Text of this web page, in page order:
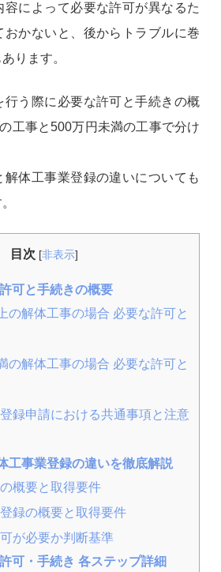
によって必要な許可が異なるた
おかないと、後からトラブルに巻
ります。
行う際に必要な許可と手続きの概
工事と500万円未満の工事で分け
解体工事業登録の違いについても
目次 [非表示]
可と手続きの概要
の解体工事の場合 必要な許可と
の解体工事の場合 必要な許可と
録申請における共通事項と注意
工事業登録の違いを徹底解説
概要と取得要件
録の概要と取得要件
が必要か判断基準
可・手続き 各ステップ詳細